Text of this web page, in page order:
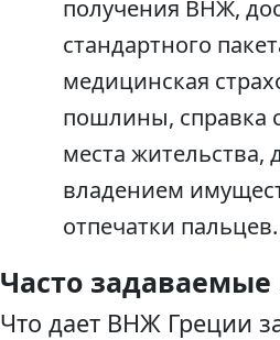
получения ВНЖ,
стандартного
медицинская
пошлины, справка
места жительства,
владением
отпечатки пальцев.
Часто
Что дает ВНЖ Греции